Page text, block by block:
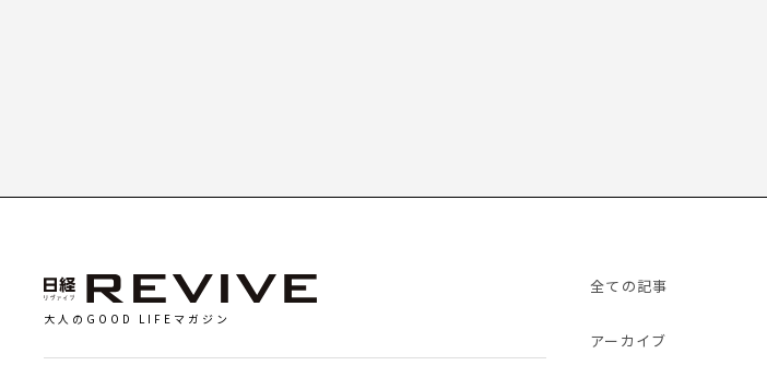
大人のGOOD LIFEマガジン
全ての記事
アーカイブ